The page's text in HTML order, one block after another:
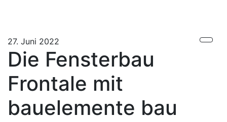
27. Juni 2022
Die Fensterbau
Frontale mit
bauelemente bau